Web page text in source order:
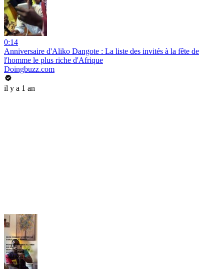
0:14
Anniversaire d'Aliko Dangote : La liste des invités à la fête de
l'homme le plus riche d'Afrique
Doingbuzz.com
il y a 1 an